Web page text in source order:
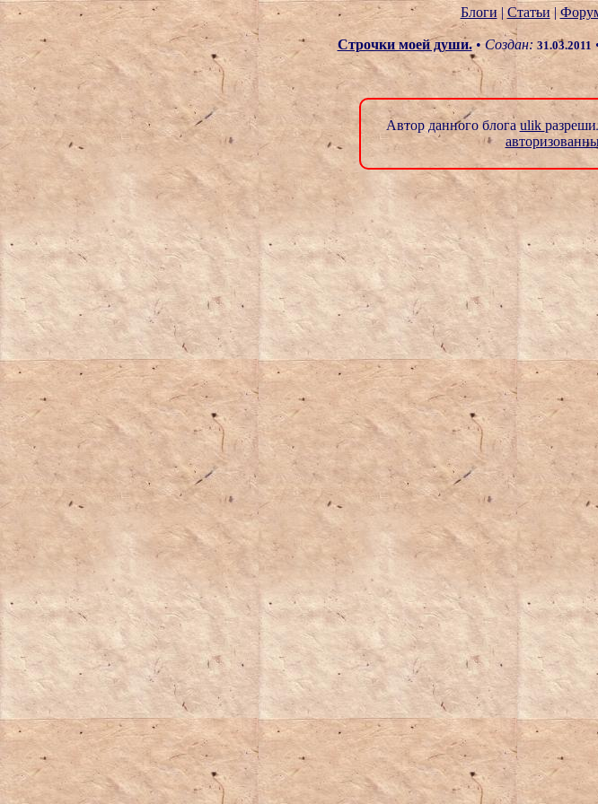
Блоги| Статьи|
Строчки моей души.•Создан: 31.03.2011
Автор данного блогаulik